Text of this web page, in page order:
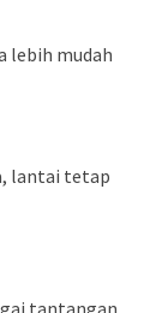
lebih mudah
lantai tetap